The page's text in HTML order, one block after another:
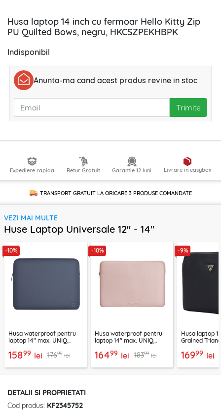
Husa laptop 14 inch cu fermoar Hello Kitty Zip
PU Quilted Bows, negru, HKCSZPEKHBPK
Indisponibil
Anunta-ma cand acest produs revine in stoc
Trimite
Expediere rapida Retur Gratuit Garantie 12 luni Livrare in easybox
TRANSPORT GRATUIT LA ORICARE 3 PRODUSECOMANDATE
VEZI MAI MULTE
Huse Laptop Universale 12" - 14"
-10%
Husa waterproof pentru
laptop 14" max. UNIQ
15899 lei 17699 lei
-10%
Husa waterproof pentru
laptop 14" max. UNIQ
16499 lei 18399 lei
-9%
Husa laptop
Grained
16999 lei
DETALII SI PROPRIETATI
Cod produs: KF2345752